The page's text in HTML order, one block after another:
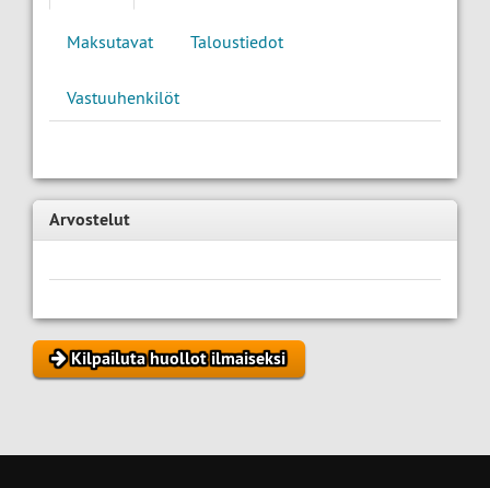
Maksutavat Taloustiedot
Vastuuhenkilöt
Arvostelut
Kilpailuta huollot ilmaiseksi